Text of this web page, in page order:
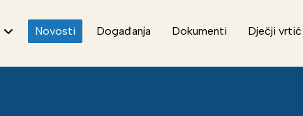
Novosti Događanja Dokumenti Dječji vrtić